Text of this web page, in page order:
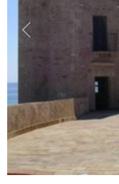
Previous